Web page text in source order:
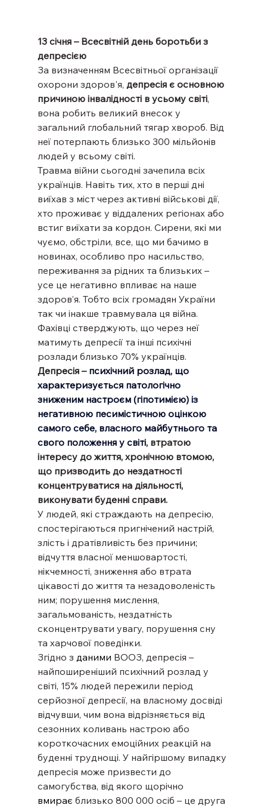
13 січня – Всесвітній день боротьби з
депресією
За визначенням Всесвітньої організації
охорони здоров'я, депресія є основною
причиною інвалідності в усьому світі,
вона робить великий внесок у
загальний глобальний тягар хвороб. Від
неї потерпають близько 300 мільйонів
людей у всьому світі.
Травма війни сьогодні зачепила всіх
українців. Навіть тих, хто в перші дні
виїхав з міст через активні військові дії,
хто проживає у віддалених регіонах або
встиг виїхати за кордон. Сирени, які ми
чуємо, обстріли, все, що ми бачимо в
новинах, особливо про насильство,
переживання за рідних та близьких –
усе це негативно впливає на наше
здоров’я. Тобто всіх громадян України
так чи інакше травмувала ця війна.
Фахівці стверджують, що через неї
матимуть депресії та інші психічні
розлади близько 70% українців.
Депресія – психічний розлад, що
характеризується патологічно
зниженим настроєм (гіпотимією) із
негативною песимістичною оцінкою
самого себе, власного майбутнього та
свого положення у світі, втратою
інтересу до життя, хронічною втомою,
що призводить до нездатності
концентруватися на діяльності,
виконувати буденні справи.
У людей, які страждають на депресію,
спостерігаються пригнічений настрій,
злість і дратівливість без причини;
відчуття власної меншовартості,
нікчемності, зниження або втрата
цікавості до життя та незадоволеність
ним; порушення мислення,
загальмованість, нездатність
сконцентрувати увагу, порушення сну
та харчової поведінки.
Згідно з даними ВООЗ, депресія –
найпоширеніший психічний розлад у
світі, 15% людей пережили період
серйозної депресії, на власному досвіді
відчувши, чим вона відрізняється від
сезонних коливань настрою або
короткочасних емоційних реакцій на
буденні труднощі. У найгіршому випадку
депресія може призвести до
самогубства, від якого щорічно
вмирає близько 800 000 осіб – це друга